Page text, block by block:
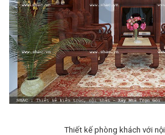
Thiết kế phòng khách với